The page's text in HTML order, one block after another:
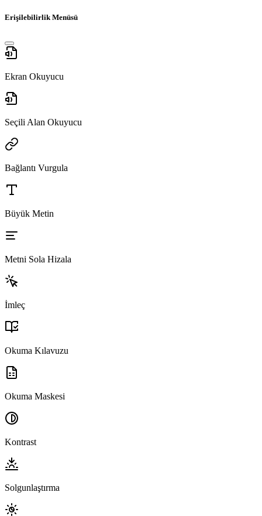
Erişilebilirlik Menüsü
Ekran Okuyucu
Seçili Alan Okuyucu
Bağlantı Vurgula
Büyük Metin
Metni Sola Hizala
İmleç
Okuma Kılavuzu
Okuma Maskesi
Kontrast
Solgunlaştırma